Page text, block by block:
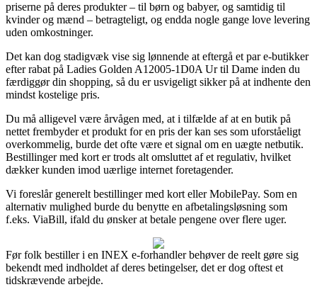
priserne på deres produkter – til børn og babyer, og samtidig til
kvinder og mænd – betragteligt, og endda nogle gange love levering
uden omkostninger.
Det kan dog stadigvæk vise sig lønnende at eftergå et par e-butikker
efter rabat på Ladies Golden A12005-1D0A Ur til Dame inden du
færdiggør din shopping, så du er usvigeligt sikker på at indhente den
mindst kostelige pris.
Du må alligevel være årvågen med, at i tilfælde af at en butik på
nettet frembyder et produkt for en pris der kan ses som uforståeligt
overkommelig, burde det ofte være et signal om en uægte netbutik.
Bestillinger med kort er trods alt omsluttet af et regulativ, hvilket
dækker kunden imod uærlige internet foretagender.
Vi foreslår generelt bestillinger med kort eller MobilePay. Som en
alternativ mulighed burde du benytte en afbetalingsløsning som
f.eks. ViaBill, ifald du ønsker at betale pengene over flere uger.
Før folk bestiller i en INEX e-forhandler behøver de reelt gøre sig
bekendt med indholdet af deres betingelser, det er dog oftest et
tidskrævende arbejde.